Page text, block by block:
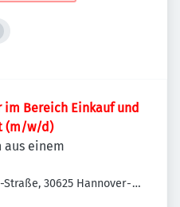
Bereich Einkauf und
(m/w/d)
aus einem
30625 Hannover-